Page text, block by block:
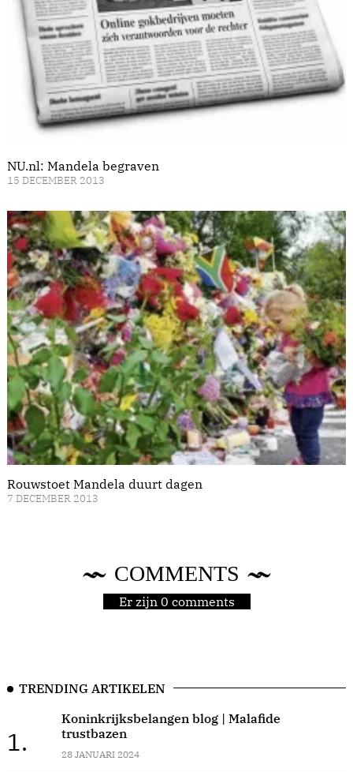
NU.nl: Mandela begraven
15 DECEMBER 2013
Rouwstoet Mandela duurt dagen
7 DECEMBER 2013
COMMENTS
Er zijn 0 comments
TRENDING ARTIKELEN
1.
Koninkrijksbelangen blog | Malafide
trustbazen
28 JANUARI 2024